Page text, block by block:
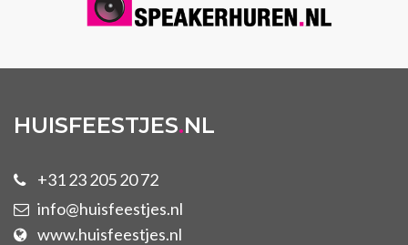
HUISFEESTJES.NL
+31 23 205 20 72
info@huisfeestjes.nl
www.huisfeestjes.nl